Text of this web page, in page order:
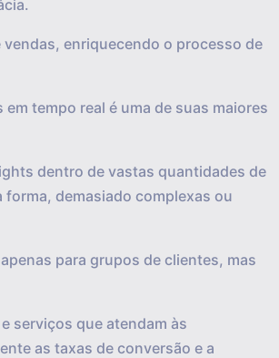
enriquecendo o processo de
tempo real é uma de suas maiores
dentro de vastas quantidades de
demasiado complexas ou
para grupos de clientes, mas
serviços que atendam às
as taxas de conversão e a